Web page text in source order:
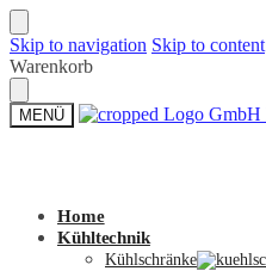
Skip to navigation Skip to content
Warenkorb
MENÜ
Zum Shop
Home
Kühltechnik
Kühlschränke